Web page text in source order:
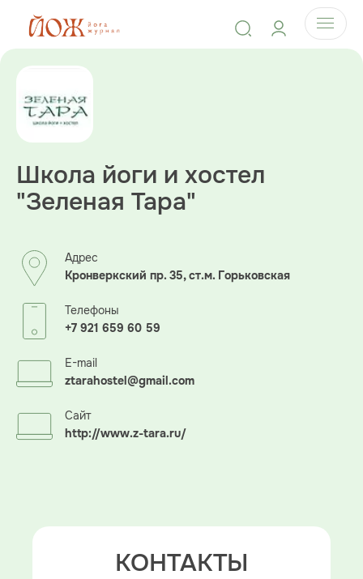
Школа йоги и хостел
"Зеленая Тара"
Адрес
Кронверкский пр. 35, ст.м. Горьковская
Телефоны
+7 921 659 60 59
E-mail
ztarahostel@gmail.com
Сайт
http://www.z-tara.ru/
КОНТАКТЫ